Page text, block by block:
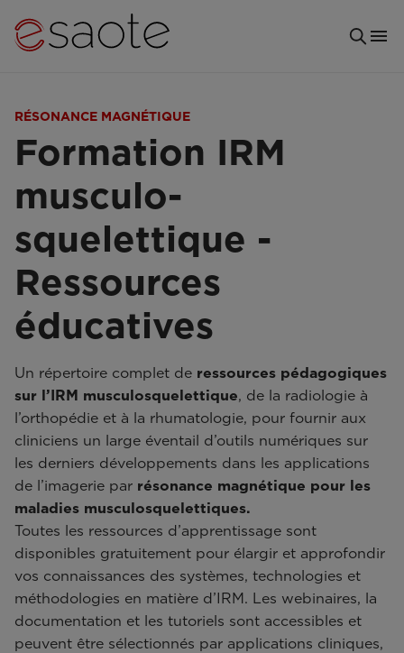
RÉSONANCE MAGNÉTIQUE
Formation IRM
musculo-
squelettique -
Ressources
éducatives
Un répertoire complet de ressources pédagogiques
sur l’IRM musculosquelettique, de la radiologie à
l’orthopédie et à la rhumatologie, pour fournir aux
cliniciens un large éventail d’outils numériques sur
les derniers développements dans les applications
de l’imagerie par résonance magnétique pour les
maladies musculosquelettiques.
Toutes les ressources d’apprentissage sont
disponibles gratuitement pour élargir et approfondir
vos connaissances des systèmes, technologies et
méthodologies en matière d’IRM. Les webinaires, la
documentation et les tutoriels sont accessibles et
peuvent être sélectionnés par applications cliniques,